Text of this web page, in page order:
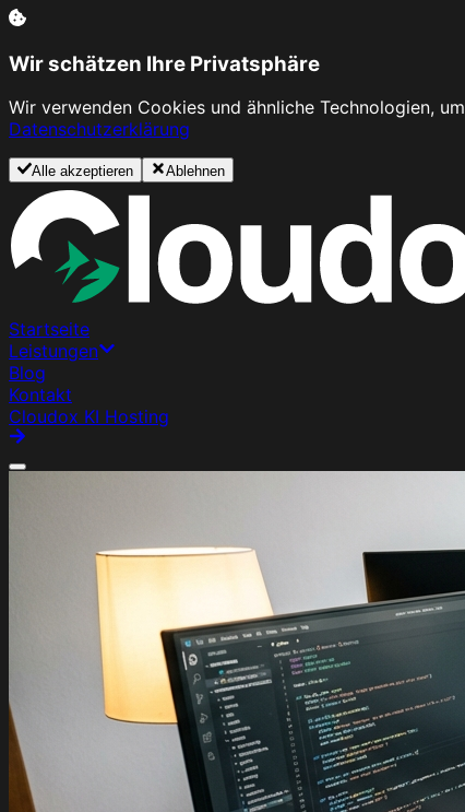
Wir schätzen Ihre Privatsphäre
Wir verwenden Cookies und ähnliche Technologien,
Datenschutzerklärung
Alle akzeptieren Ablehnen
Startseite
Leistungen
Blog
Kontakt
Cloudox KI Hosting